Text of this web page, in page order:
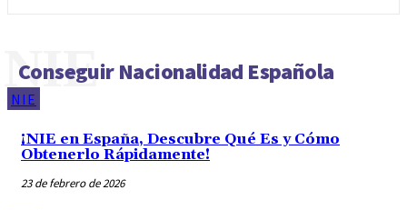
Conseguir Nacionalidad Española
NIE
NIE
¡NIE en España, Descubre Qué Es y Cómo
Obtenerlo Rápidamente!
23 de febrero de 2026